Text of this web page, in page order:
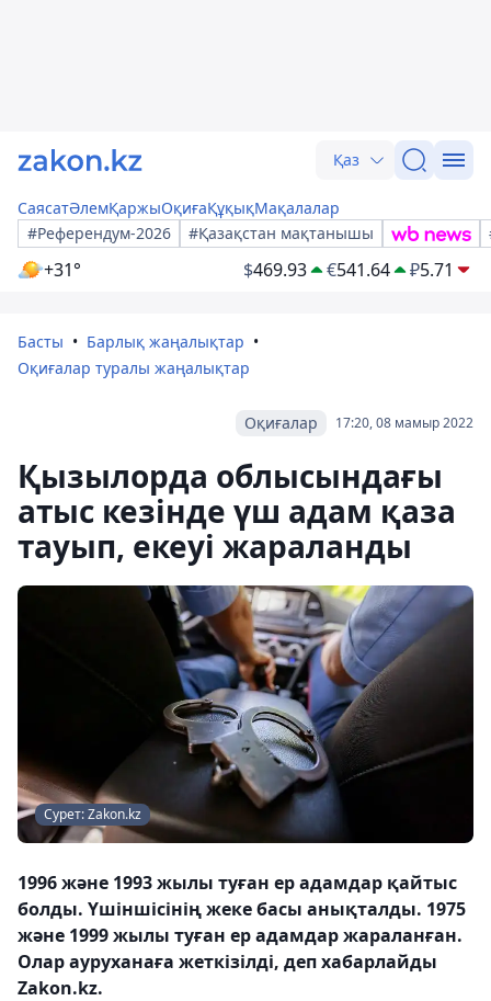
Қаз
СаясатӘлемҚаржыОқиғаҚұқықМақалалар
#Референдум-2026
#Қазақстан мақтанышы
+31° $469.93 €541.64 ₽5.71
Басты
Барлық жаңалықтар
Оқиғалар туралы жаңалықтар
17:20, 08 мамыр 2022
Оқиғалар
Қызылорда облысындағы
атыс кезінде үш адам қаза
тауып, екеуі жараланды
Сурет: Zakon.kz
1996 және 1993 жылы туған ер адамдар қайтыс
болды. Үшіншісінің жеке басы анықталды. 1975
және 1999 жылы туған ер адамдар жараланған.
Олар ауруханаға жеткізілді, деп хабарлайды
Zakon.kz.